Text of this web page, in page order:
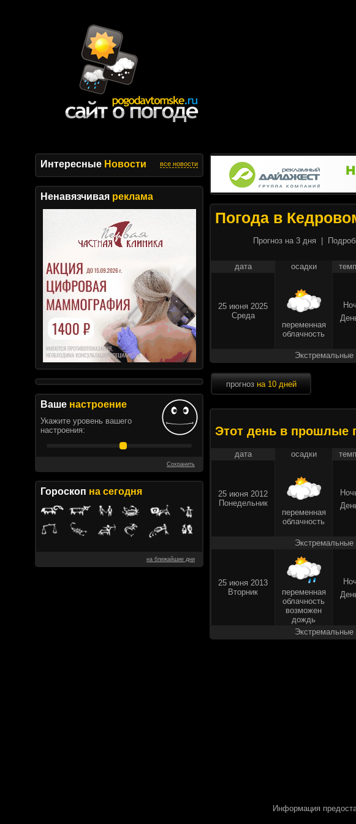
Интересные Новости все новости
Ненавязчивая реклама
Ваше настроение
Укажите уровень вашего
настроения:
Сохранить
Гороскоп на сегодня
на ближайшие дни
Погода в
Прогноз на 3 дня
дата осадки
25 июня 2025
Среда
переменная
облачность
Экстремальные
прогноз на 10 дней
Этот день в прошлые
дата осадки
25 июня 2012
Понедельник
переменная
облачность
Экстремальные
25 июня 2013
Вторник
переменная
облачность
возможен
дождь
Экстремальные
Информация